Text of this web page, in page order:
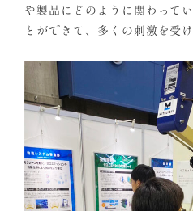
や製品にどのように関わって
とができて、多くの刺激を受